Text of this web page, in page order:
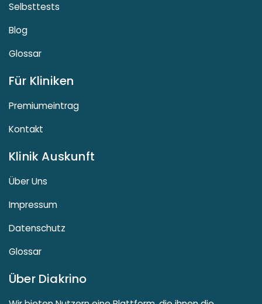
Selbsttests
Blog
Glossar
Für Kliniken
Premiumeintrag
Kontakt
Klinik Auskunft
Über Uns
Impressum
Datenschutz
Glossar
Über Diakrino